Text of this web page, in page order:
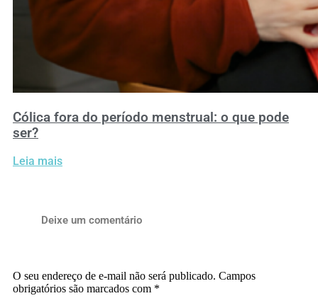
Cólica fora do período menstrual: o que pode
ser?
Leia mais
Deixe um comentário
O seu endereço de e-mail não será publicado. Campos
obrigatórios são marcados com *